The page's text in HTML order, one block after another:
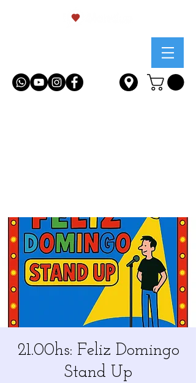
21.00hs: Feliz Domingo
Stand Up